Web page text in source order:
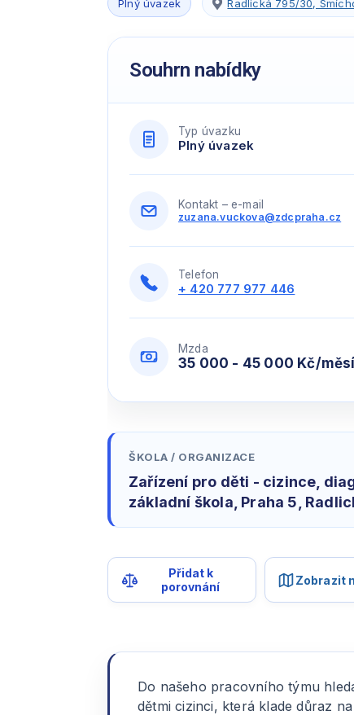
Plný úvazek Radlická 795/30,
Souhrn nabídky
Typ úvazku
Plný úvazek
Kontakt – e-mail
zuzana.vuckova@zdcpraha.cz
Telefon
+ 420 777 977 446
Mzda
35 000 - 45 000 Kč/
ŠKOLA / ORGANIZACE
Zařízení pro děti - cizince,
základní škola, Praha 5,
Přidat k
porovnání
Zobrazit
Do našeho pracovního týmu
dětmi cizinci, která klade důraz